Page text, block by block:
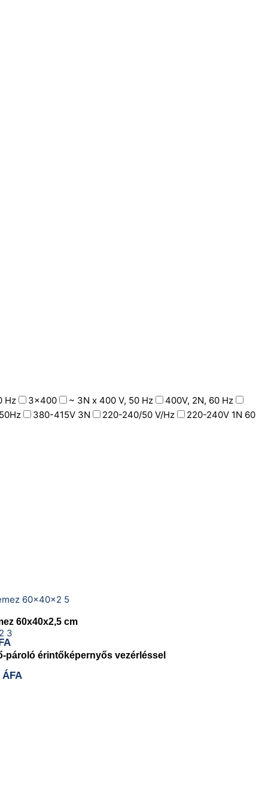
Hz 3x400 ~ 3N x 400 V, 50 Hz
400V, 2N, 60 Hz
380-415V 3N 220-240/50 V/Hz 220-240V 1N 60
60x40x2,5 cm
pároló érintőképernyős vezérléssel
ÁFA